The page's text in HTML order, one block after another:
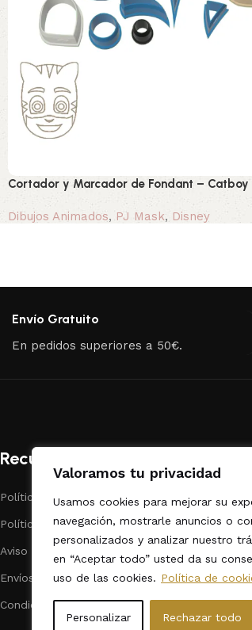
Valoramos tu privacidad
Usamos cookies para mejorar su
navegación, mostrarle anuncios o
personalizados y analizar nuestro
en “Aceptar todo” usted da su
uso de las cookies. Política de
Personalizar Rechazar todo
Cortador y Marcador de Fondant – Catboy
Dibujos Animados, PJ Mask, Disney
Envío Gratuito
En pedidos superiores a 50€.
Recursos
Políticas de Privacidad
Políticas de cookies
Aviso legal
Envíos
Condiciones de contratación